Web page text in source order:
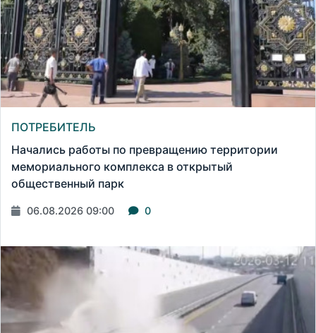
ПОТРЕБИТЕЛЬ
Начались работы по превращению территории
мемориального комплекса в открытый
общественный парк
06.08.2026 09:00 0